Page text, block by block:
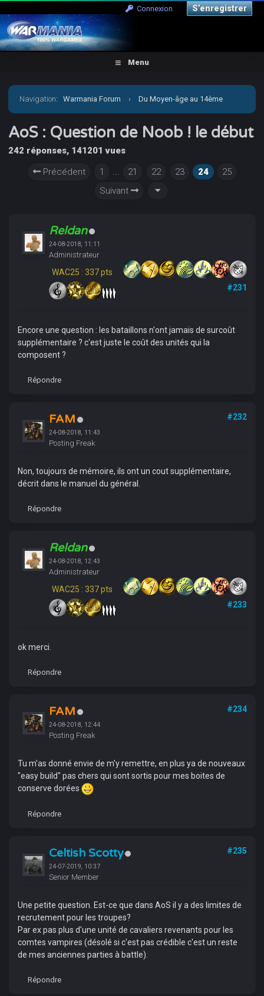
Connexion S’enregistrer
Menu
Navigation:Warmania Forum › Du Moyen-âge au 14ème
siècle Médiéval - Imaginaire Age of Sigmar et Warcry
› AoS : Question de Noob ! le début
AoS : Question de Noob ! le début
242 réponses, 141201 vues
Précédent
1 ... 21 22 23 24
25
Suivant
Reldan
24-08-2018, 11:11
Administrateur
WAC25 : 337 pts
#231
Encore une question : les bataillons n'ont jamais de surcoût
supplémentaire ? c'est juste le coût des unités qui la
composent ?
Répondre
FAM
24-08-2018, 11:43
Posting Freak
#232
Non, toujours de mémoire, ils ont un cout supplémentaire,
décrit dans le manuel du général.
Répondre
Reldan
24-08-2018, 12:43
Administrateur
WAC25 : 337 pts
#233
ok merci.
Répondre
FAM
24-08-2018, 12:44
Posting Freak
#234
Tu m'as donné envie de m'y remettre, en plus ya de nouveaux
"easy build" pas chers qui sont sortis pour mes boites de
conserve dorées
Répondre
Celtish Scotty
24-07-2019, 10:37
Senior Member
#235
Une petite question. Est-ce que dans AoS il y a des limites de
recrutement pour les troupes?
Par ex pas plus d'une unité de cavaliers revenants pour les
comtes vampires (désolé si c'est pas crédible c'est un reste
de mes anciennes parties à battle).
Répondre